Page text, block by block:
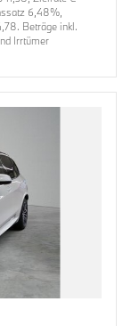
6,48%,
Beträge inkl.
Irrtümer